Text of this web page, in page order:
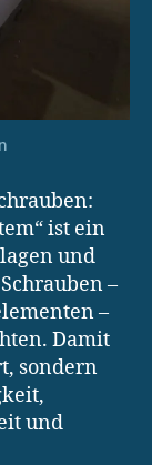
ist ein
und
–
–
Damit
sondern
und